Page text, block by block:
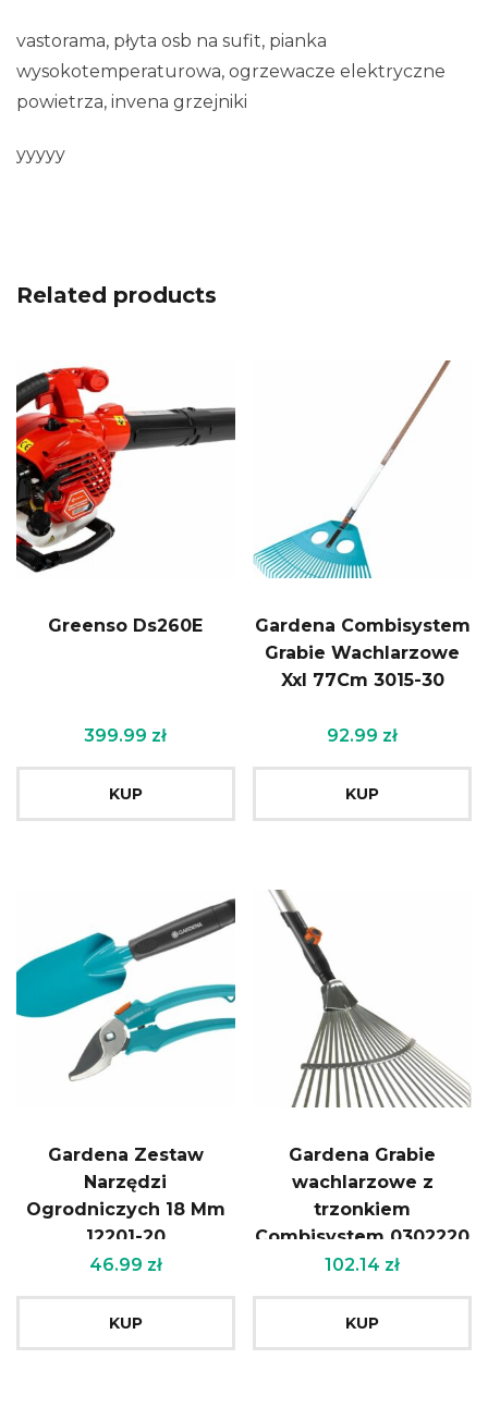
vastorama, płyta osb na sufit, pianka
wysokotemperaturowa, ogrzewacze elektryczne
powietrza, invena grzejniki
yyyyy
Related products
Greenso Ds260E
399.99 zł
KUP
Gardena Combisystem
Grabie Wachlarzowe
Xxl 77Cm 3015-30
92.99 zł
KUP
Gardena Zestaw
Narzędzi
Ogrodniczych 18 Mm
12201-20
46.99 zł
KUP
Gardena Grabie
wachlarzowe z
trzonkiem
Combisystem 0302220
102.14 zł
KUP